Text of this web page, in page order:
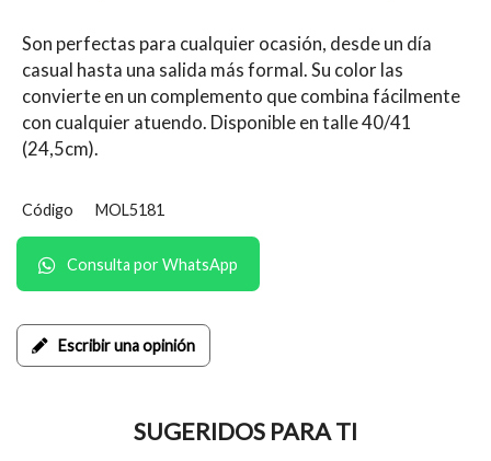
Son perfectas para cualquier ocasión, desde un día
casual hasta una salida más formal. Su color las
convierte en un complemento que combina fácilmente
con cualquier atuendo. Disponible en talle 40/41
(24,5cm).
Código MOL5181
Consulta por WhatsApp
Escribir una opinión
SUGERIDOS PARA TI